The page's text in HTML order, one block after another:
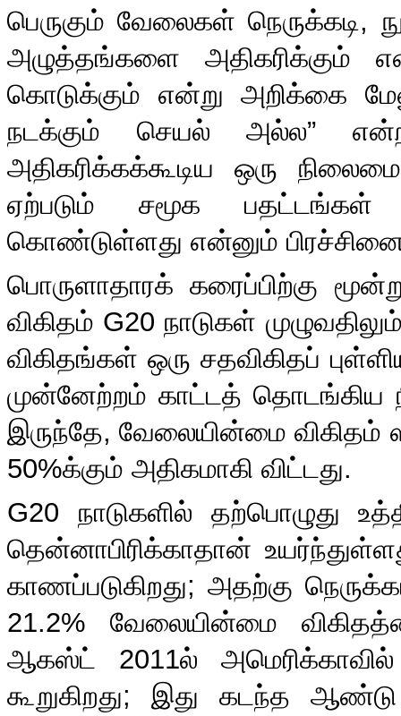
பெருகும் வேலைகள் நெருக்கடி,
அழுத்தங்களை அதிகரிக்கும்
கொடுக்கும் என்று அறிக்கை
நடக்கும் செயல் அல்ல”
அதிகரிக்கக்கூடிய ஒரு
ஏற்படும் சமூக பதட்டங்கள்
கொண்டுள்ளது என்னும்
பொருளாதாரக் கரைப்பிற்கு
விகிதம் G20 நாடுகள்
விகிதங்கள் ஒரு சதவிகிதப்
முன்னேற்றம் காட்டத் தொடங்கிய
இருந்தே,வேலையின்மை விகிதம்
50%க்கும் அதிகமாகி விட்டது.
G20 நாடுகளில் தற்பொழுது
தென்னாபிரிக்காதான்
காணப்படுகிறது;அதற்கு
21.2% வேலையின்மை
ஆகஸ்ட் 2011ல்
கூறுகிறது; இது கடந்த ஆண்டு